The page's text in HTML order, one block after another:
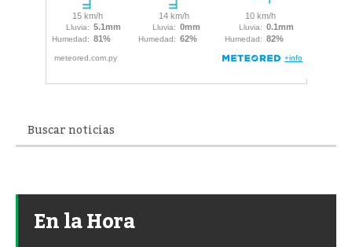
En la Hora